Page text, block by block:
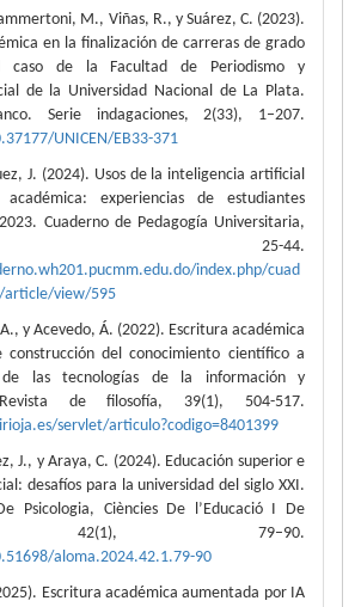
M., Viñas, R., y Suárez, C. (2023).
en la finalización de carreras de grado
caso de la Facultad de Periodismo y
de la Universidad Nacional de La Plata.
Serie indagaciones, 2(33), 1–207.
UNICEN/EB33-371
J. (2024). Usos de la inteligencia artificial
experiencias de estudiantes
Cuaderno de Pedagogía Universitaria,
25-44.
index.php/cuad
article/view/595
y Acevedo, Á. (2022). Escritura académica
construcción del conocimiento científico a
las tecnologías de la información y
Revista de filosofía, 39(1), 504-517.
servlet/articulo?codigo=8401399
J., y Araya, C. (2024). Educación superior e
desafíos para la universidad del siglo XXI.
Psicologia, Ciències De l’Educació I De
42(1), 79–90.
aloma.2024.42.1.79-90
Escritura académica aumentada por IA